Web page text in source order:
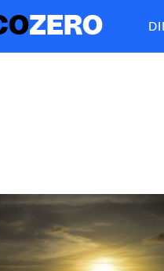
ZERO